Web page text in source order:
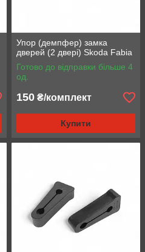
Упор (демпфер) замка
дверей (2 двері) Skoda Fabia
Готово до відправки більше 4
од.
150 ₴/комплект
Купити